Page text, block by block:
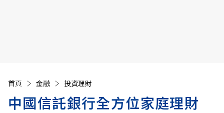
首頁 金融 投資理財
中國信託銀行全方位家庭理財